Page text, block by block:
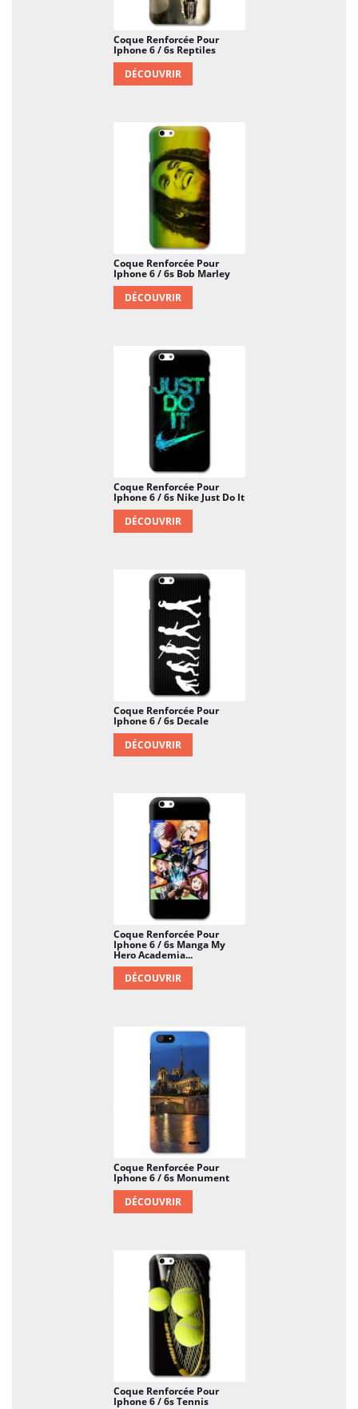
Coque Renforcée Pour
Iphone 6 / 6s Reptiles
DÉCOUVRIR
Coque Renforcée Pour
Iphone 6 / 6s Bob Marley
DÉCOUVRIR
Coque Renforcée Pour
Iphone 6 / 6s Nike Just Do It
DÉCOUVRIR
Coque Renforcée Pour
Iphone 6 / 6s Decale
DÉCOUVRIR
Coque Renforcée Pour
Iphone 6 / 6s Manga My
Hero Academia...
DÉCOUVRIR
Coque Renforcée Pour
Iphone 6 / 6s Monument
DÉCOUVRIR
Coque Renforcée Pour
Iphone 6 / 6s Tennis